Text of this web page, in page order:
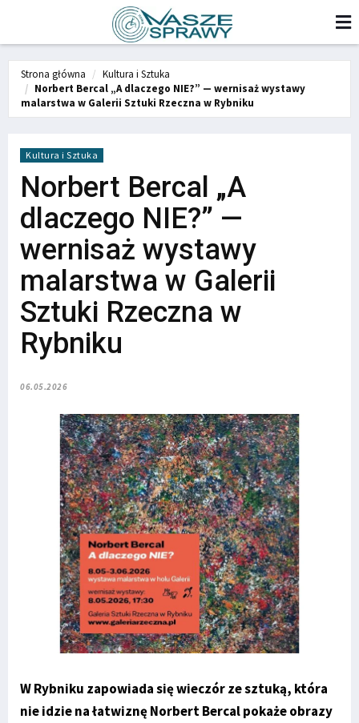
Strona główna
Kultura i Sztuka
Norbert Bercal „A dlaczego NIE?” — wernisaż wystawy
malarstwa w Galerii Sztuki Rzeczna w Rybniku
Kultura i Sztuka
Norbert Bercal „A
dlaczego NIE?” —
wernisaż wystawy
malarstwa w Galerii
Sztuki Rzeczna w
Rybniku
06.05.2026
W Rybniku zapowiada się wieczór ze sztuką, która
nie idzie na łatwiznę Norbert Bercal pokaże obrazy